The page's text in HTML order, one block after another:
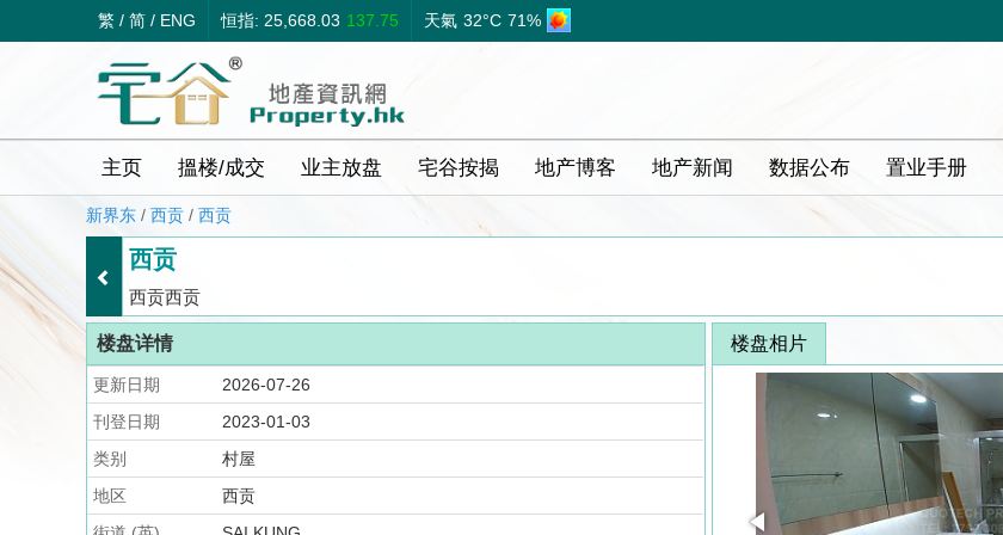
繁 / 简 / ENG 恒指: 25,668.03 137.75 天氣 32°C 71%
主页 搵楼/成交 业主放盘 宅谷按揭 地产博客 地产新闻 数据公布 置业手册
新界东 / 西贡 / 西贡
西贡
西贡西贡
楼盘详情
更新日期
2026-07-26
刊登日期
2023-01-03
类别
村屋
地区
西贡
楼盘相片